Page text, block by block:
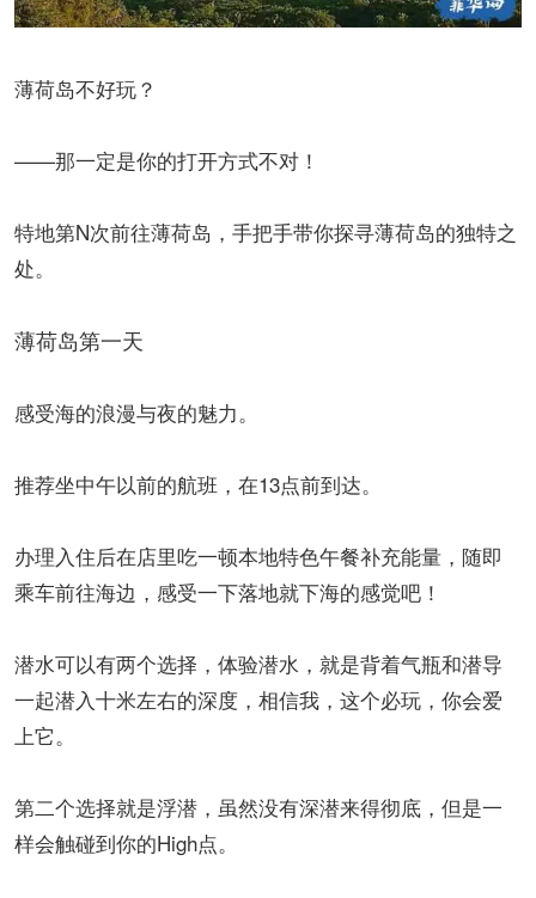
薄荷岛不好玩？
——那一定是你的打开方式不对！
特地第N次前往薄荷岛，手把手带你探寻薄荷岛的独特之
处。
薄荷岛第一天
感受海的浪漫与夜的魅力。
推荐坐中午以前的航班，在13点前到达。
办理入住后在店里吃一顿本地特色午餐补充能量，随即
乘车前往海边，感受一下落地就下海的感觉吧！
潜水可以有两个选择，体验潜水，就是背着气瓶和潜导
一起潜入十米左右的深度，相信我，这个必玩，你会爱
上它。
第二个选择就是浮潜，虽然没有深潜来得彻底，但是一
样会触碰到你的High点。